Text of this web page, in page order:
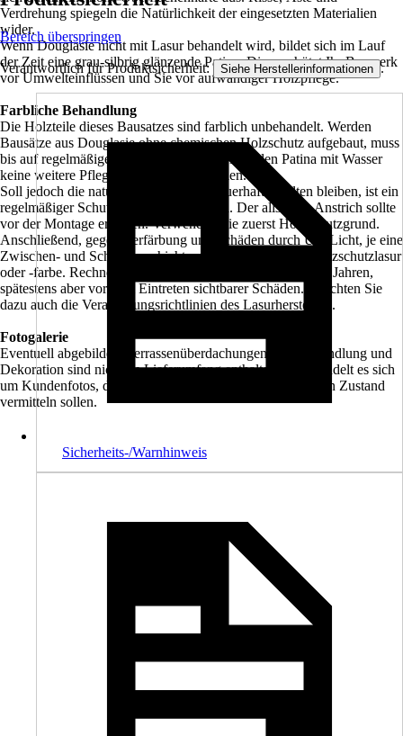
Verdrehung spiegeln die Natürlichkeit der eingesetzten Materialien
wider.
Wenn Douglasie nicht mit Lasur behandelt wird, bildet sich im Lauf
der Zeit eine grau-silbrig glänzende Patina. Diese schützt Ihr Bauwerk
vor Umwelteinflüssen und Sie vor aufwändiger Holzpflege.
Farbliche Behandlung
Die Holzteile dieses Bausatzes sind farblich unbehandelt. Werden
Bausätze aus Douglasie ohne chemischen Holzschutz aufgebaut, muss
bis auf regelmäßiges Reinigen der sich bildenden Patina mit Wasser
keine weitere Pflege unternommen werden.
Soll jedoch die natürliche Holztextur dauerhaft erhalten bleiben, ist ein
regelmäßiger Schutzanstrich erforderlich. Der allseitige Anstrich sollte
vor der Montage erfolgen. Verwenden Sie zuerst Holzschutzgrund.
Anschließend, gegen Verfärbung und Schäden durch UV-Licht, je eine
Zwischen- und Schlussbeschichtung mit hochwertiger Holzschutzlasur
oder -farbe. Rechnen Sie mit Pflegeintervallen von ca. 4-5 Jahren,
spätestens aber vor dem Eintreten sichtbarer Schäden. Beachten Sie
dazu auch die Verarbeitungsrichtlinien des Lasurherstellers.
Fotogalerie
Eventuell abgebildete Terrassenüberdachungen, Farbbehandlung und
Dekoration sind nicht im Lieferumfang enthalten. Hier handelt es sich
um Kundenfotos, die Ihnen einen Eindruck im eingebauten Zustand
vermitteln sollen.
Bereich überspringen
Verantwortlich für Produktsicherheit: Siehe Herstellerinformationen .
Sicherheits-/Warnhinweis